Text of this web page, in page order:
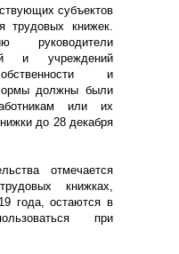
субъектов
трудовых книжек.
руководители
и учреждений
и
должны были
или их
до 28 декабря
отмечается
книжках,
года, остаются в
при